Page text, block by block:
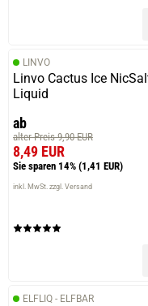
ausgeschaltet war
nachschauen ist halt
nicht verlangen
09.10.2023 — via
Thorsten H.
verifizierter
Frank L.
LINVO
Linvo Cactus Ice
Liquid
ab
alter Preis 9,90 EUR
8,49 EUR
Sie sparen 14% (1,41 EUR)
inkl. MwSt. zzgl. Versand
ELFLIQ - ELFBAR